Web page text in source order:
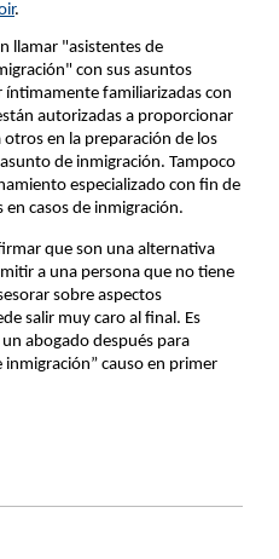
.
llamar "asistentes de
con sus asuntos
íntimamente familiarizadas con
autorizadas a proporcionar
en la preparación de los
de inmigración. Tampoco
especializado con fin de
casos de inmigración.
que son una alternativa
a una persona que no tiene
sobre aspectos
salir muy caro al final. Es
abogado después para
inmigración” causo en primer